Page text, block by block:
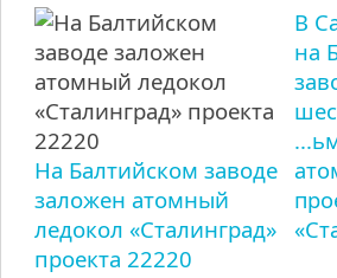
На Балтийском заводе
заложен атомный
ледокол «Сталинград»
проекта 22220
В
на